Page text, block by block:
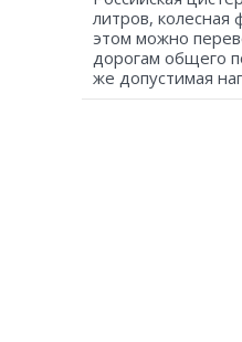
литров, колесная
этом можно
дорогам общего
же допустимая